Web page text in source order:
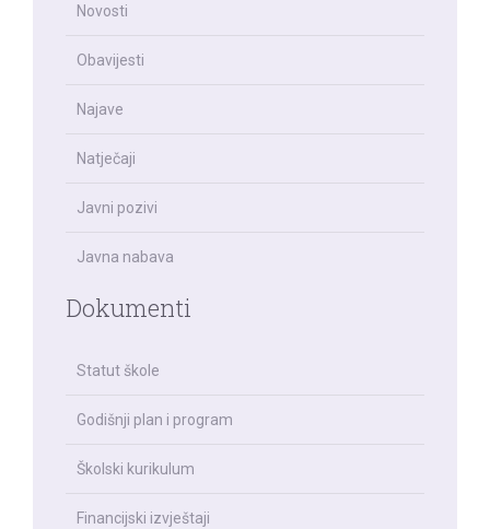
Novosti
Obavijesti
Najave
Natječaji
Javni pozivi
Javna nabava
Dokumenti
Statut škole
Godišnji plan i program
Školski kurikulum
Financijski izvještaji